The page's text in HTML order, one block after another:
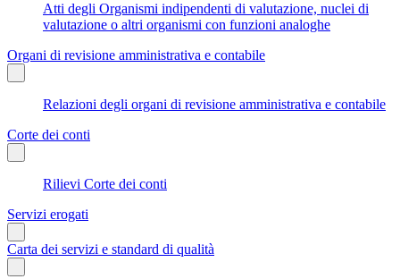
Atti degli Organismi indipendenti di valutazione, nuclei di
valutazione o altri organismi con funzioni analoghe
Organi di revisione amministrativa e contabile
Relazioni degli organi di revisione amministrativa e contabile
Corte dei conti
Rilievi Corte dei conti
Servizi erogati
Carta dei servizi e standard di qualità